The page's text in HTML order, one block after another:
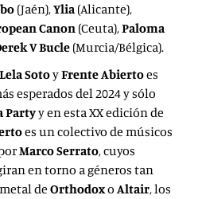
(Jaén),Ylia (Alicante),
Canon (Ceuta),Paloma
V Bucle (Murcia/Bélgica).
Lela SotoyFrente Abiertoes
esperados del 2024 y sólo
Partyy en esta XX edición de
es un colectivo de músicos
Marco Serrato, cuyos
en torno a géneros tan
de OrthodoxoAltair, los